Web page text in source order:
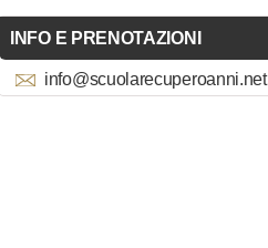
INFO E PRENOTAZIONI
info@scuolarecuperoanni.net